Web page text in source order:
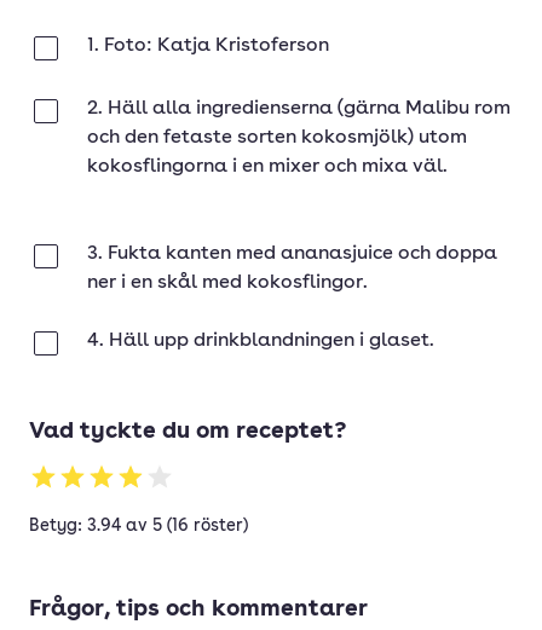
1. Foto: Katja Kristoferson
2. Häll alla ingredienserna (gärna Malibu rom
och den fetaste sorten kokosmjölk) utom
kokosflingorna i en mixer och mixa väl.
3. Fukta kanten med ananasjuice och doppa
ner i en skål med kokosflingor.
4. Häll upp drinkblandningen i glaset.
Vad tyckte du om receptet?
Betyg: 3.94 av 5 (16 röster)
Frågor, tips och kommentarer